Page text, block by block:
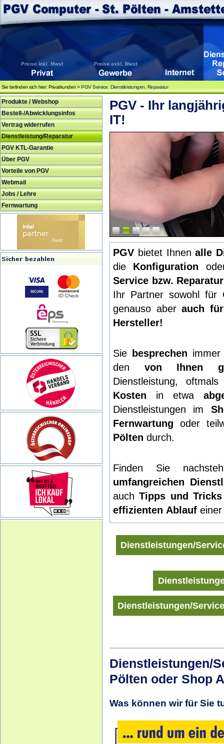
Sie befinden sich hier: Privatkunden >PGV Service, Dienstleistungen, Reparatur
Produkte / Webshop
Bestell-/Abwicklungsinfos
Vertrag widerrufen
Dienstleistung/Reparatur
PGV KTL-Garantie
Über PGV
Vorteile von PGV
Webmail
Jobs / Lehre
Fernwartung
PGV - Ihr
IT!
PGV bietet Ihnen alle
die Konfiguration
Service bzw.
Ihr Partner sowohl für
genauso aberauch
Hersteller!
Sie besprechen
den von Ihnen
Dienstleistung,
Kosten in etwa
Dienstleistungen im
Fernwartung oder
Pölten durch.
Finden Sie
umfangreichen
auchTipps und Tricks
effizienten Ablauf
Dienstleistungen/
Dienstleistungen/
Dienstleistungen/
Pölten oder Shop
Was können wir für Sie